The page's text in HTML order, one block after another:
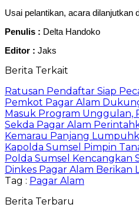
Usai pelantikan, acara dilanjutkan
Penulis : Delta Handoko
Editor : Jaks
Berita Terkait
Ratusan Pendaftar Siap
Pemkot Pagar Alam
Masuk Program Unggulan,
Sekda Pagar Alam
Kemarau Panjang
Kapolda Sumsel Pimpin
Polda Sumsel Kencangkan
Dinkes Pagar Alam Berikan
Tag : Pagar Alam
Berita Terbaru